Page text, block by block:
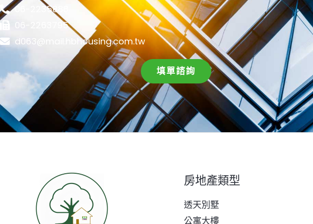
06-2235888
06-2263795
d063@mail.hbhousing.com.tw
填單諮詢
房地產類型
透天別墅
公寓大樓